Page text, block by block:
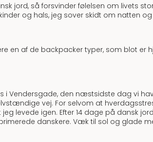
jord, så forsvinder følelsen om livets
og hals, jeg sover skidt om natten
en af de backpacker typer, som blot er
i Vendersgade, den næstsidste dag vi
vej. For selvom at
levede igen. Efter 14 dage på dansk
danskere. Væk til sol og glade